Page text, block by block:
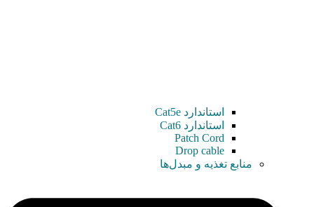
استاندارد Cat5e
استاندارد Cat6
Patch Cord
Drop cable
منابع تغذیه و مبدل‌ها